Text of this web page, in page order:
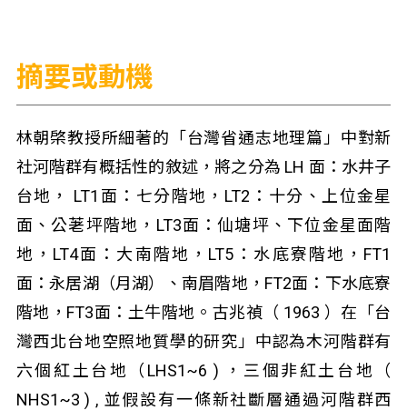
摘要或動機
林朝棨教授所細著的「台灣省通志地理篇」中對新
社河階群有概括性的敘述，將之分為 LH 面：水井子
台地， LT1面：七分階地，LT2：十分、上位金星
面、公荖坪階地，LT3面：仙塘坪、下位金星面階
地，LT4面：大南階地，LT5：水底寮階地，FT1
面：永居湖（月湖）、南眉階地，FT2面：下水底寮
階地，FT3面：土牛階地。古兆禎（ 1963 ）在「台
灣西北台地空照地質學的研究」中認為木河階群有
六個紅土台地（LHS1~6 ) ，三個非紅土台地（
NHS1~3 ) , 並假設有一條新社斷層通過河階群西